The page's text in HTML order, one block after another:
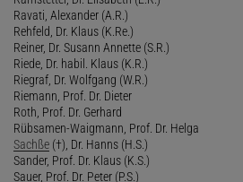
Ravati, Alexander (A.R.)
Rehfeld, Dr. Klaus (K.Re.)
Reiner, Dr. Susann Annette (S.R.)
Riede, Dr. habil. Klaus (K.R.)
Riegraf, Dr. Wolfgang (W.R.)
Riemann, Prof. Dr. Dieter
Roth, Prof. Dr. Gerhard
Rübsamen-Waigmann, Prof. Dr. Helga
Sachße (†), Dr. Hanns (H.S.)
Sander, Prof. Dr. Klaus (K.S.)
Sauer, Prof. Dr. Peter (P.S.)